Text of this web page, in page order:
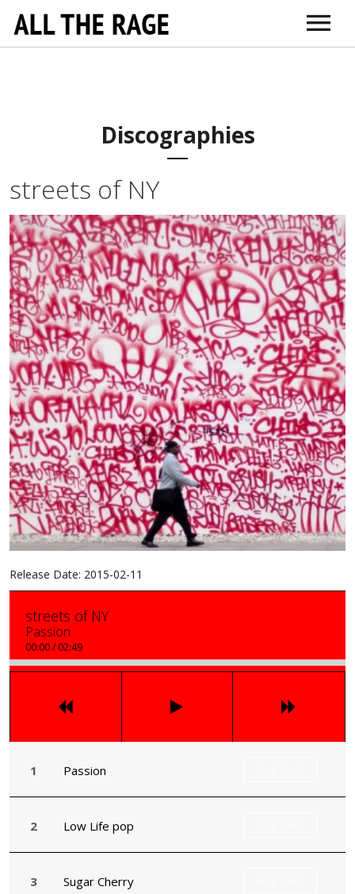
Discographies
streets of NY
Release Date: 2015-02-11
Passion
Low Life pop
Sugar Cherry
streets of NY
Passion
00:00/02:49